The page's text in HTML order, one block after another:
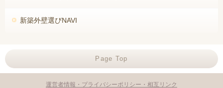
Page Top
新築外壁選びNAVI
運営者情報・プライバシーポリシー・相互リンク